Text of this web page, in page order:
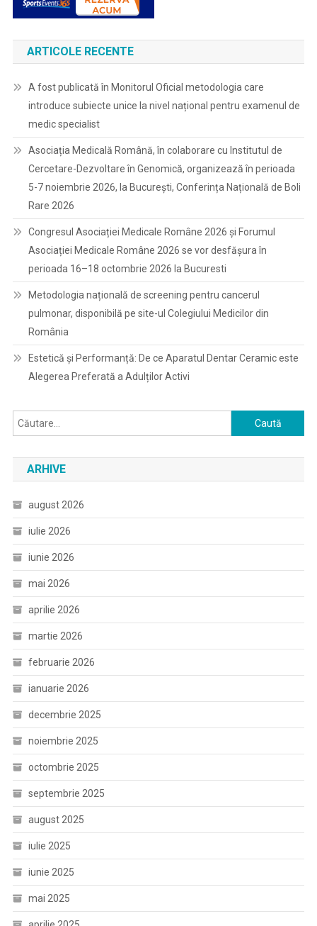
ARTICOLE RECENTE
A fost publicată în Monitorul Oficial metodologia care
introduce subiecte unice la nivel național pentru examenul de
medic specialist
Asociația Medicală Română, în colaborare cu Institutul de
Cercetare-Dezvoltare în Genomică, organizează în perioada
5-7 noiembrie 2026, la București, Conferința Națională de Boli
Rare 2026
Congresul Asociației Medicale Române 2026 și Forumul
Asociației Medicale Române 2026 se vor desfășura în
perioada 16–18 octombrie 2026 la Bucuresti
Metodologia națională de screening pentru cancerul
pulmonar, disponibilă pe site-ul Colegiului Medicilor din
România
Estetică și Performanță: De ce Aparatul Dentar Ceramic este
Alegerea Preferată a Adulților Activi
Caută
după:
ARHIVE
august 2026
iulie 2026
iunie 2026
mai 2026
aprilie 2026
martie 2026
februarie 2026
ianuarie 2026
decembrie 2025
noiembrie 2025
octombrie 2025
septembrie 2025
august 2025
iulie 2025
iunie 2025
mai 2025